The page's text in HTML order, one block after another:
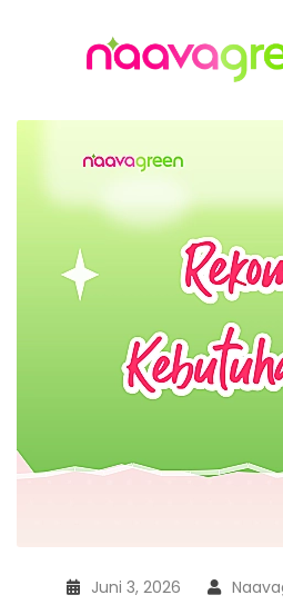
Juni 3, 2026